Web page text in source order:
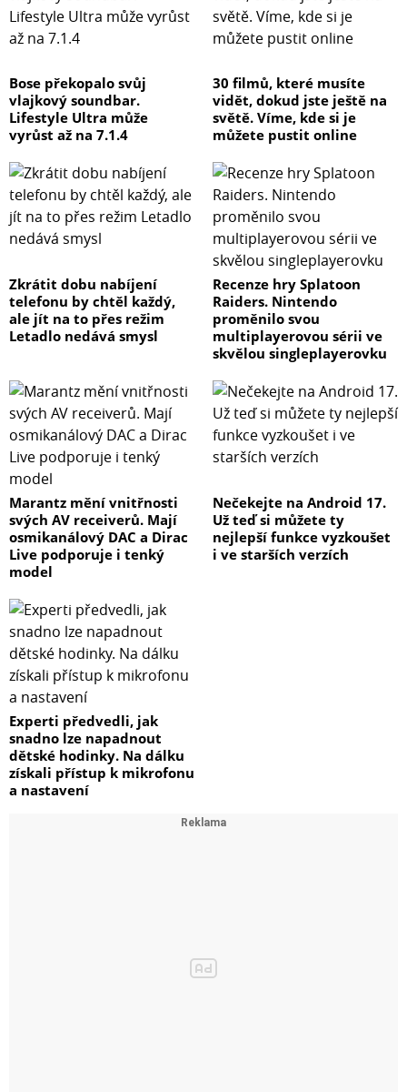
Bose překopalo svůj
vlajkový soundbar.
Lifestyle Ultra může
vyrůst až na 7.1.4
30 filmů, které musíte
vidět, dokud jste ještě na
světě. Víme, kde si je
můžete pustit online
Zkrátit dobu nabíjení
telefonu by chtěl každý,
ale jít na to přes režim
Letadlo nedává smysl
Recenze hry Splatoon
Raiders. Nintendo
proměnilo svou
multiplayerovou sérii ve
skvělou singleplayerovku
Marantz mění vnitřnosti
svých AV receiverů. Mají
osmikanálový DAC a Dirac
Live podporuje i tenký
model
Nečekejte na Android 17.
Už teď si můžete ty
nejlepší funkce vyzkoušet
i ve starších verzích
Experti předvedli, jak
snadno lze napadnout
dětské hodinky. Na dálku
získali přístup k mikrofonu
a nastavení